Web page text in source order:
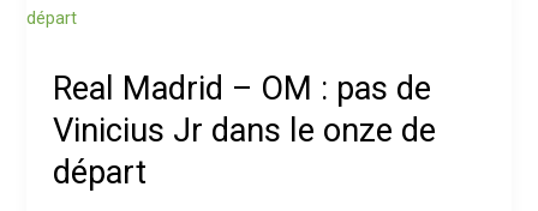
Real Madrid – OM : pas de
Vinicius Jr dans le onze de
départ
Madrid
pas
de
Vinicius